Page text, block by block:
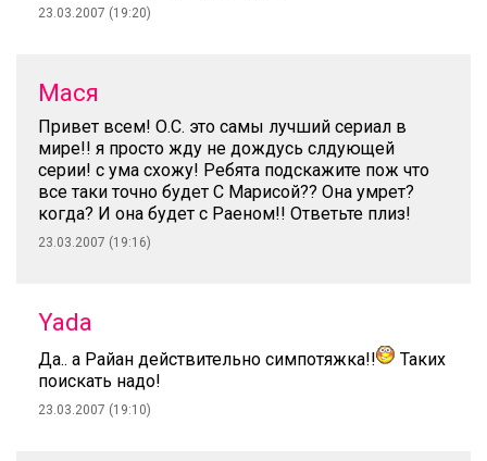
23.03.2007 (19:20)
Мася
Привет всем! О.С. это самы лучший сериал в
мире!! я просто жду не дождусь слдующей
серии! с ума схожу! Ребята подскажите пож что
все таки точно будет С Марисой?? Она умрет?
когда? И она будет с Раеном!! Ответьте плиз!
23.03.2007 (19:16)
Yada
Да.. а Райан действительно симпотяжка!!
Таких
поискать надо!
23.03.2007 (19:10)